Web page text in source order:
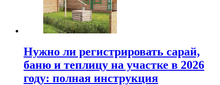
Нужно ли регистрировать сарай,
баню и теплицу на участке в 2026
году: полная инструкция